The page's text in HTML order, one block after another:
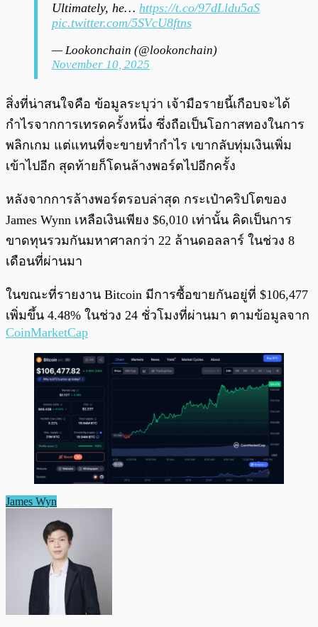
Ultimately, he… https://t.co/97dLldu5aS
pic.twitter.com/5SVcU8ftns
— Lookonchain (@lookonchain)
November 10, 2025
สิ่งที่น่าสนใจคือ ข้อมูลระบุว่า เจ้ามือรายนี้เกือบจะได้
กำไรจากการเทรดครั้งหนึ่ง ซึ่งถือเป็นโอกาสทองในการ
พลิกเกม แต่แทนที่จะขายทำกำไร เขากลับทุ่มเงินเพิ่ม
เข้าไปอีก สุดท้ายก็โดนล้างพอร์ตไปอีกครั้ง
หลังจากการล้างพอร์ตรอบล่าสุด กระเป๋าคริปโตของ
James Wynn เหลือเงินเพียง $6,010 เท่านั้น คิดเป็นการ
ขาดทุนรวมกันมหาศาลกว่า 22 ล้านดอลลาร์ ในช่วง 8
เดือนที่ผ่านมา
ในขณะที่รายงาน Bitcoin มีการซื้อขายกันอยู่ที่ $106,477
เพิ่มขึ้น 4.48% ในช่วง 24 ชั่วโมงที่ผ่านมา ตามข้อมูลจาก
CoinMarketCap
James Wyn